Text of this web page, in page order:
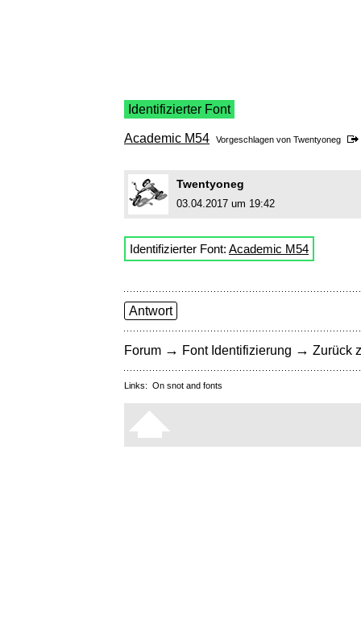
Identifizierter Font
Academic M54 Vorgeschlagen von Twentyoneg
Twentyoneg
03.04.2017 um 19:42
Identifizierter Font: Academic M54
Antwort
Forum → Font Identifizierung → Zurück
Links: On snot and fonts